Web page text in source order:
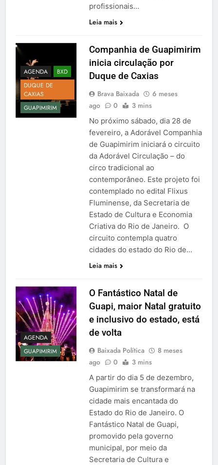
profissionais…
Leia mais
AGENDA
BXD
DUQUE DE
CAXIAS
GUAPIMIRIM
Companhia de Guapimirim
inicia circulação por
Duque de Caxias
Brava Baixada
6 meses
ago
0 3 mins
No próximo sábado, dia 28 de
fevereiro, a Adorável Companhia
de Guapimirim iniciará o circuito
da Adorável Circulação – do
circo tradicional ao
contemporâneo. Este projeto foi
contemplado no edital Flixus
Fluminense, da Secretaria de
Estado de Cultura e Economia
Criativa do Rio de Janeiro. O
circuito contempla quatro
cidades do estado do Rio de…
Leia mais
AGENDA
GUAPIMIRIM
O Fantástico Natal de
Guapi, maior Natal gratuito
e inclusivo do estado, está
de volta
Baixada Política
8 meses
ago
0 3 mins
A partir do dia 5 de dezembro,
Guapimirim se transformará na
cidade mais encantada do
Estado do Rio de Janeiro. O
Fantástico Natal de Guapi,
promovido pela governo
municipal, por meio da
Secretaria de Cultura e